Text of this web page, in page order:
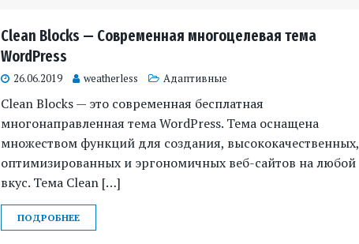
Clean Blocks — Современная многоцелевая тема
WordPress
26.06.2019 weatherless Адаптивные
Clean Blocks — это современная бесплатная
многонаправленная тема WordPress. Тема оснащена
множеством функций для создания, высококачественных,
оптимизированных и эргономичных веб-сайтов на любой
вкус. Тема Clean […]
ПОДРОБНЕЕ